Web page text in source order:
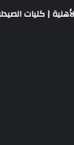
| كليات